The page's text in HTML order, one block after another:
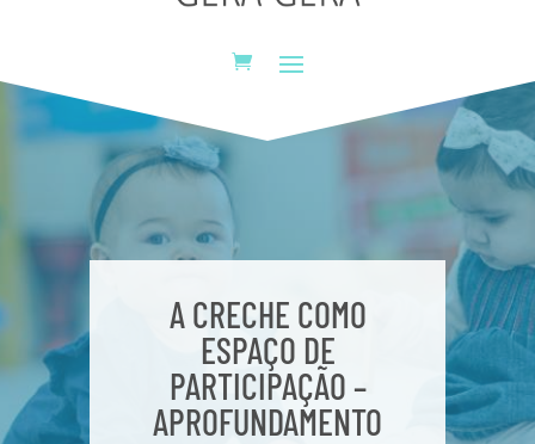
A CRECHE COMO
ESPAÇO DE
PARTICIPAÇÃO –
APROFUNDAMENTO